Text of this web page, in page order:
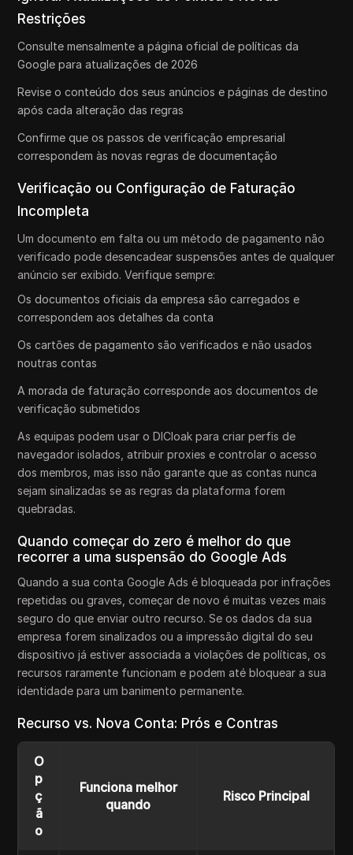
Restrições
Consulte mensalmente a página oficial de políticas da
Google para atualizações de 2026
Revise o conteúdo dos seus anúncios e páginas de destino
após cada alteração das regras
Confirme que os passos de verificação empresarial
correspondem às novas regras de documentação
Verificação ou Configuração de Faturação
Incompleta
Um documento em falta ou um método de pagamento não
verificado pode desencadear suspensões antes de qualquer
anúncio ser exibido. Verifique sempre:
Os documentos oficiais da empresa são carregados e
correspondem aos detalhes da conta
Os cartões de pagamento são verificados e não usados
noutras contas
A morada de faturação corresponde aos documentos de
verificação submetidos
As equipas podem usar o DICloak para criar perfis de
navegador isolados, atribuir proxies e controlar o acesso
dos membros, mas isso não garante que as contas nunca
sejam sinalizadas se as regras da plataforma forem
quebradas.
Quando começar do zero é melhor do que
recorrer a uma suspensão do Google Ads
Quando a sua conta Google Ads é bloqueada por infrações
repetidas ou graves, começar de novo é muitas vezes mais
seguro do que enviar outro recurso. Se os dados da sua
empresa forem sinalizados ou a impressão digital do seu
dispositivo já estiver associada a violações de políticas, os
recursos raramente funcionam e podem até bloquear a sua
identidade para um banimento permanente.
Recurso vs. Nova Conta: Prós e Contras
O
p
ç
ã
o
Funciona melhor
quando
Risco Principal